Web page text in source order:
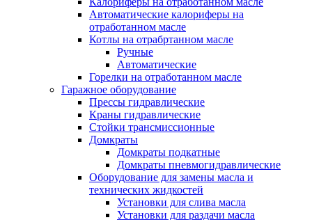
Автоматические калориферы на
отработанном масле
Котлы на отрабртанном масле
Ручные
Автоматические
Горелки на отработанном масле
Гаражное оборудование
Прессы гидравлические
Краны гидравлические
Стойки трансмиссионные
Домкраты
Домкраты подкатные
Домкраты пневмогидравлические
Оборудование для замены масла и
технических жидкостей
Установки для слива масла
Установки для раздачи масла